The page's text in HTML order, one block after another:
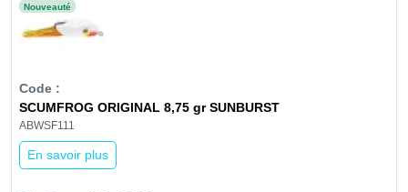
Nouveauté
SCUMFROG ORIGINAL 8,75 gr SUNBURST
ABWSF111
En savoir plus